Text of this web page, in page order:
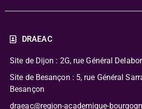
DRAEAC
Site de Dijon : 2G, rue Général
Site de Besançon : 5, rue Général
Besançon
draeac@region-academique-